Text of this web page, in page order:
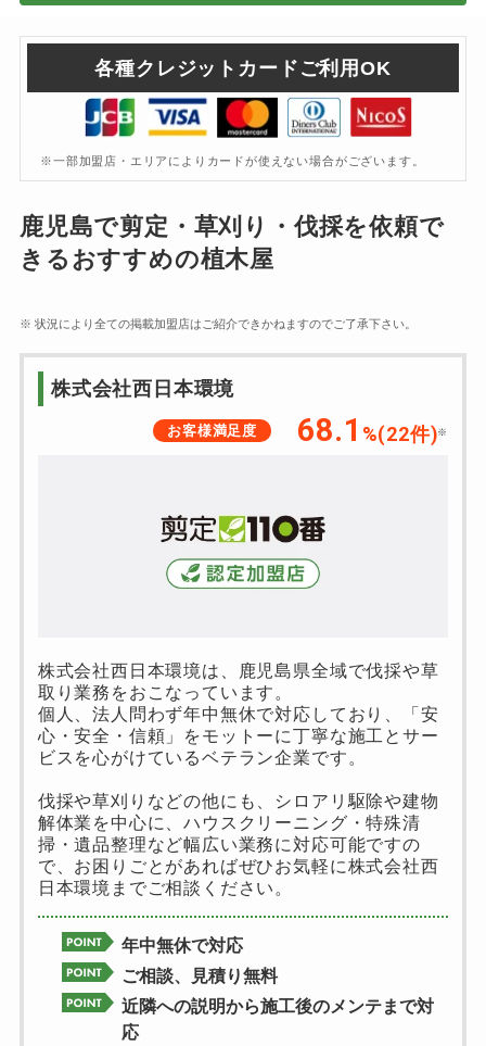
各種クレジットカードご利用OK
※一部加盟店・エリアによりカードが使えない場合がございます。
鹿児島で剪定・草刈り・伐採を依頼で
きるおすすめの植木屋
※ 状況により全ての掲載加盟店はご紹介できかねますのでご了承下さい。
株式会社西日本環境
お客様満足度 68.1 %(22件)※
株式会社西日本環境は、鹿児島県全域で伐採や草
取り業務をおこなっています。
個人、法人問わず年中無休で対応しており、「安
心・安全・信頼」をモットーに丁寧な施工とサー
ビスを心がけているベテラン企業です。
伐採や草刈りなどの他にも、シロアリ駆除や建物
解体業を中心に、ハウスクリーニング・特殊清
掃・遺品整理など幅広い業務に対応可能ですの
で、お困りごとがあればぜひお気軽に株式会社西
日本環境までご相談ください。
年中無休で対応
ご相談、見積り無料
近隣への説明から施工後のメンテまで対
応